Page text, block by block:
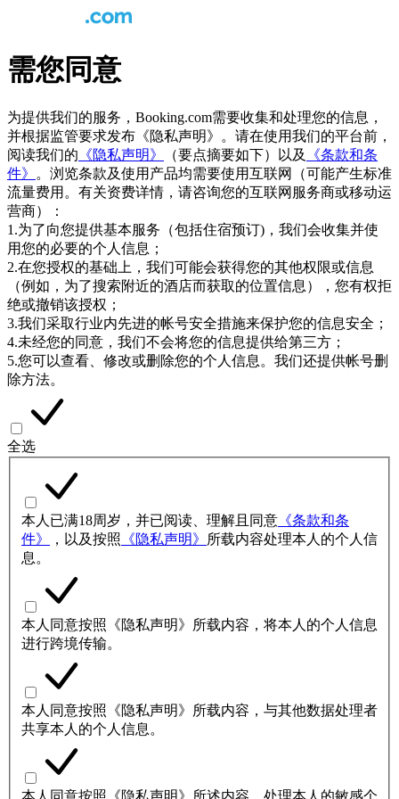
需您同意
为提供我们的服务，Booking.com需要收集和处理您的信息，
并根据监管要求发布《隐私声明》。请在使用我们的平台前，
阅读我们的 《隐私声明》 （要点摘要如下）以及
《条款和条
件》
。浏览条款及使用产品均需要使用互联网（可能产生标准
流量费用。有关资费详情，请咨询您的互联网服务商或移动运
营商）：
1.为了向您提供基本服务（包括住宿预订)，我们会收集并使
用您的必要的个人信息；
2.在您授权的基础上，我们可能会获得您的其他权限或信息
（例如，为了搜索附近的酒店而获取的位置信息），您有权拒
绝或撤销该授权；
3.我们采取行业内先进的帐号安全措施来保护您的信息安全；
4.未经您的同意，我们不会将您的信息提供给第三方；
5.您可以查看、修改或删除您的个人信息。我们还提供帐号删
除方法。
全选
本人已满18周岁，并已阅读、理解且同意 《条款和条
件》
，以及按照 《隐私声明》
所载内容处理本人的个人信
息。
本人同意按照《隐私声明》所载内容，将本人的个人信息
进行跨境传输。
本人同意按照《隐私声明》所载内容，与其他数据处理者
共享本人的个人信息。
本人同意按照《隐私声明》所述内容，处理本人的敏感个